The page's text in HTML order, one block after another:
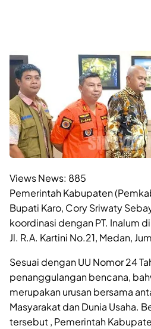
Views News: 885
Pemerintah Kabupaten
Bupati Karo, Cory Sriwaty
koordinasi dengan PT. Inalum
Jl. R.A. Kartini No.21, Medan,
Sesuai dengan UU Nomor 24
penanggulangan bencana,
merupakan urusan bersama
Masyarakat dan Dunia Usaha.
tersebut , Pemerintah